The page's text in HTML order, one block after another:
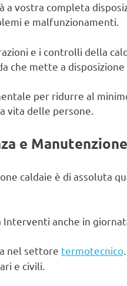
a vostra completa
e malfunzionamenti.
e i controlli della
che mette a disposizione
per ridurre al
vita delle persone.
e Manutenzione
caldaie è di assoluta
anche in
nel settore termotecnico
e civili.